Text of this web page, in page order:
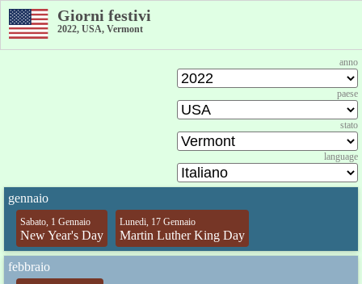
Giorni festivi
2022, USA, Vermont
anno
paese
stato
language
gennaio
Sabato, 1 Gennaio
New Year's Day
Lunedi, 17 Gennaio
Martin Luther King Day
febbraio